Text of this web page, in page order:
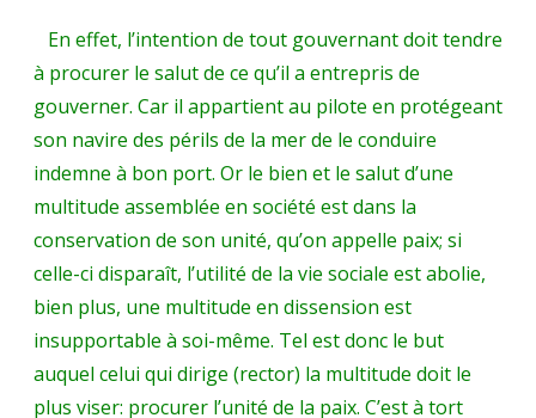
En effet, l’intention de tout gouvernant doit tendre
à procurer le salut de ce qu’il a entrepris de
gouverner. Car il appartient au pilote en protégeant
son navire des périls de la mer de le conduire
indemne à bon port. Or le bien et le salut d’une
multitude assemblée en société est dans la
conservation de son unité, qu’on appelle paix; si
celle-ci disparaît, l’utilité de la vie sociale est abolie,
bien plus, une multitude en dissension est
insupportable à soi-même. Tel est donc le but
auquel celui qui dirige (rector) la multitude doit le
plus viser: procurer l’unité de la paix. C’est à tort